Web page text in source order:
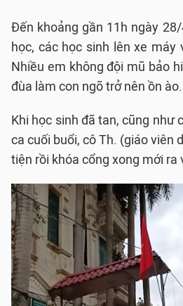
Đến khoảng gần 11h ngày
học, các học sinh lên xe máy
Nhiều em không đội mũ bảo
đùa làm con ngõ trở nên ồn ào.
Khi học sinh đã tan, cũng như
ca cuối buổi, cô Th. (giáo viên
tiện rồi khóa cổng xong mới ra